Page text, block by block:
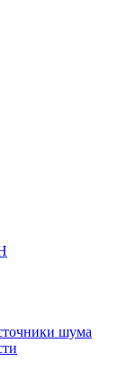
шума